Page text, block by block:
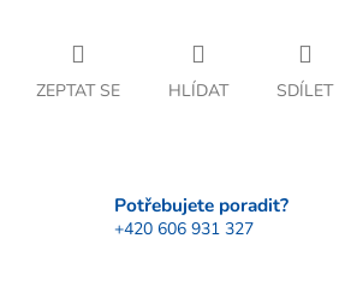
ZEPTAT SE HLÍDAT SDÍLET
Potřebujete poradit?
+420 606 931 327